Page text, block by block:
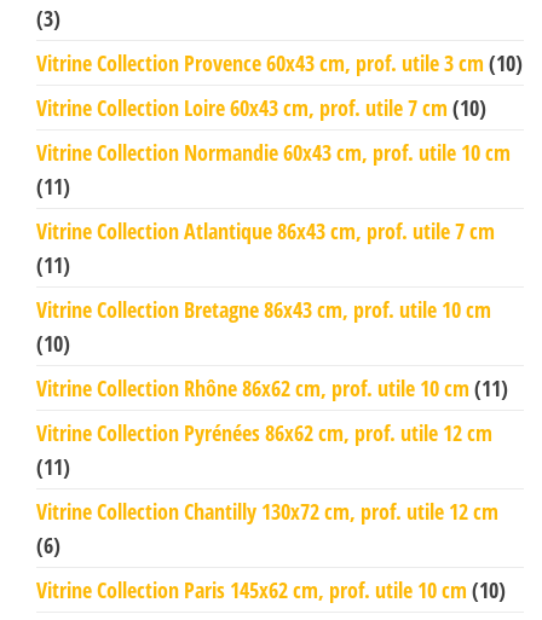
(3)
Vitrine Collection Provence 60x43 cm, prof. utile 3 cm (10)
Vitrine Collection Loire 60x43 cm, prof. utile 7 cm (10)
Vitrine Collection Normandie 60x43 cm, prof. utile 10 cm
(11)
Vitrine Collection Atlantique 86x43 cm, prof. utile 7 cm
(11)
Vitrine Collection Bretagne 86x43 cm, prof. utile 10 cm
(10)
Vitrine Collection Rhône 86x62 cm, prof. utile 10 cm (11)
Vitrine Collection Pyrénées 86x62 cm, prof. utile 12 cm
(11)
Vitrine Collection Chantilly 130x72 cm, prof. utile 12 cm
(6)
Vitrine Collection Paris 145x62 cm, prof. utile 10 cm (10)